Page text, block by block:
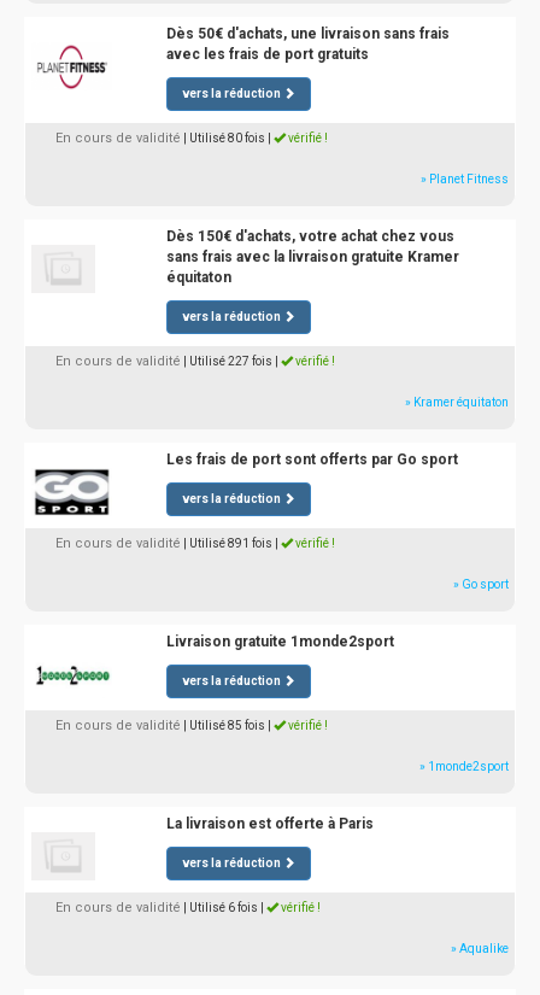
Dès 50€ d'achats, une livraison sans frais
avec les frais de port gratuits
vers la réduction
En cours de validité | Utilisé 80 fois vérifié !
» Planet Fitness
Dès 150€ d'achats, votre achat chez vous
sans frais avec la livraison gratuite Kramer
équitaton
vers la réduction
En cours de validité | Utilisé 227 fois vérifié !
» Kramer équitaton
Les frais de port sont offerts par Go sport
vers la réduction
En cours de validité | Utilisé 891 fois vérifié !
» Go sport
Livraison gratuite 1monde2sport
vers la réduction
En cours de validité | Utilisé 85 fois vérifié !
» 1monde2sport
La livraison est offerte à Paris
vers la réduction
En cours de validité | Utilisé 6 fois vérifié !
» Aqualike